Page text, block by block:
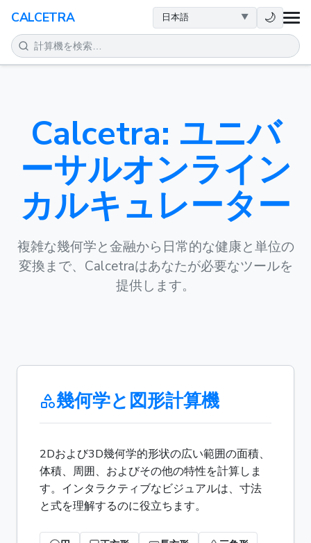
CALCETRA 🌙
数学
科学
日常
その他のツール
Calcetra: ユニバ
ーサルオンライン
カルキュレーター
複雑な幾何学と金融から日常的な健康と単位の
変換まで、Calcetraはあなたが必要なツールを
提供します。
幾何学と図形計算機
2Dおよび3D幾何学的形状の広い範囲の面積、
体積、周囲、およびその他の特性を計算しま
す。インタラクティブなビジュアルは、寸法
と式を理解するのに役立ちます。